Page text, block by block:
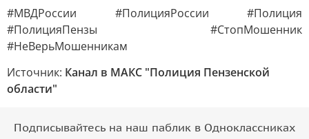
#МВДРоссии #ПолицияРоссии #Полиция
#ПолицияПензы #СтопМошенник
#НеВерьМошенникам
Источник: Канал в МАКС "Полиция Пензенской
области"
Подписывайтесь на наш паблик в Одноклассниках